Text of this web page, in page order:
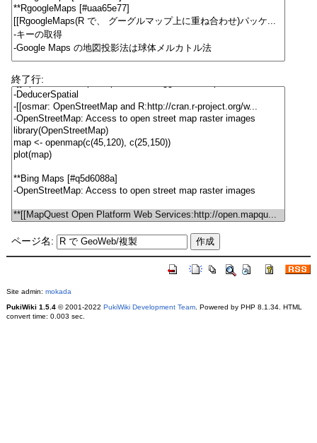
終了行:
ページ名:
Site admin: mokada
PukiWiki 1.5.4© 2001-2022 PukiWiki Development Team. Powered by PHP 8.1.34. HTML
convert time: 0.003 sec.